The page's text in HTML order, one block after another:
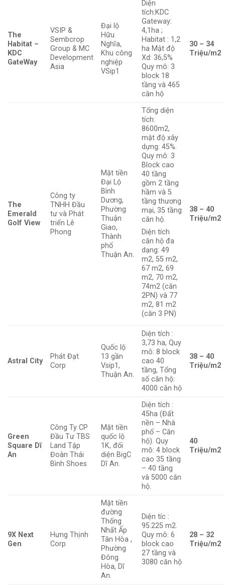
The
Habitat –
KDC
GateWay
VSIP &
Sembcrop
Group & MC
Development
Asia
Đại lộ
Hữu
Nghĩa,
Khu công
nghiệp
VSip1
Diện
tích:KDC
Gateway:
4,1ha ;
Habitat : 1,2
ha Mật độ
Xd: 36,5%
Quy mô: 3
block 18
tầng và 465
căn hộ
30 – 34
Triệu/m2
The
Emerald
Golf View
Công ty
TNHH Đầu
tư và Phát
triển Lê
Phong
Mặt tiền
Đại Lộ
Bình
Dương,
Phường
Thuận
Giao,
Thành
phố
Thuận An.
Tổng diện
tích:
8600m2,
mật độ xây
dựng: 45%.
Quy mô: 3
Block cao
40 tầng
gồm 2 tầng
hầm và 5
tầng thương
mại, 35 tầng
căn hộ.
Diện tích
căn hộ đa
dạng: 49
m2, 55 m2,
67 m2, 69
m2, 70 m2,
74m2 (căn
2PN) và 77
m2, 81 m2
(căn 3 PN)
38 – 40
Triệu/m2
Astral City
Phát Đạt
Corp
Quốc lộ
13 gần
Vsip1,
Thuận An.
Diện tích :
3,73 ha, Quy
mô: 8 block
cao 40
tầng, Tổng
số căn hộ:
4000 căn hộ
38 – 40
Triệu/m2
Green
Square Dĩ
An
Công Ty CP
Đầu Tư TBS
Land Tập
Đoàn Thái
Bình Shoes
Mặt tiền
quốc lộ
1K, đối
diện BigC
Dĩ An.
Diện tích :
45ha (Đất
nền – Nhà
phố – Căn
hộ). Quy
mô: 4 block
cao 35 tầng
– 40 tầng
và 5000 căn
hộ.
40
Triệu/m2
9X Next
Gen
Hưng Thịnh
Corp
Mặt tiền
đường
Thống
Nhất Ấp
Tân Hòa ,
Phường
Đông
Hòa, Dĩ
An.
Diện tíc :
95.225 m2.
Quy mô: 6
block cao
27 tầng và
3080 căn hộ
28 – 32
Triệu/m2